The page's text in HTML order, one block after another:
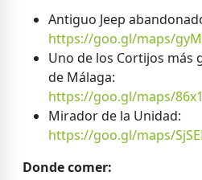
Antiguo Jeep
https://goo.gl/maps/
Uno de los Cortijos más
de Málaga:
https://goo.gl/maps/
Mirador de la Unidad:
https://goo.gl/maps/
Donde comer: